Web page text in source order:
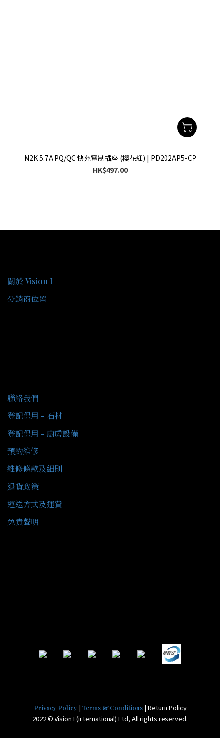
M2K 5.7A PQ/QC 快充電制插座 (櫻花紅) | PD202AP5-CP
HK$497.00
關於 Vision I
分銷商位置
聯絡我們
登記保用 - 石材
登記保用 - 廚房設備
預約維修
維修條款及細則
退貨政策
運送方式及運費
免責聲明
Privacy Policy | Terms & Conditions| Return Policy
2022 © Vision I (international) Ltd, All rights reserved.